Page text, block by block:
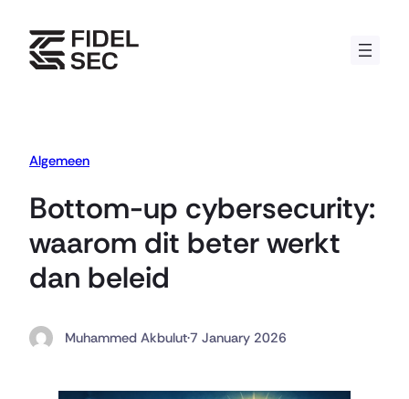
content
Algemeen
Bottom-up cybersecurity:
waarom dit beter werkt
dan beleid
Muhammed Akbulut·7 January 2026